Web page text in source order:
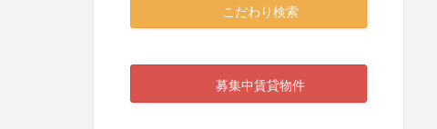
こだわり検索
募集中賃貸物件